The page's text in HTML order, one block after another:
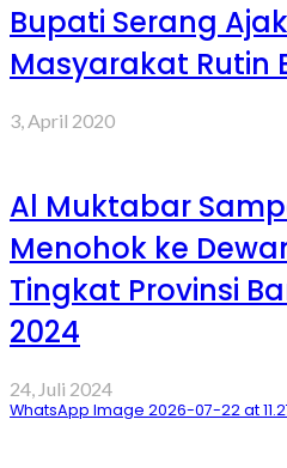
Bupati Serang
Masyarakat Rutin
3, April 2020
Al Muktabar
Menohok ke
Tingkat Provinsi
2024
24, Juli 2024
WhatsApp Image 2026-07-22 at